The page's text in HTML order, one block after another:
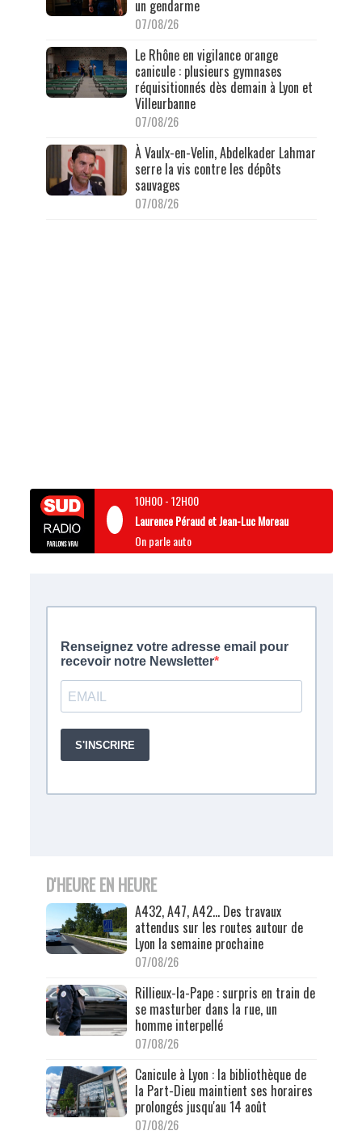
un gendarme
07/08/26
Le Rhône en vigilance orange
canicule : plusieurs gymnases
réquisitionnés dès demain à Lyon et
Villeurbanne
07/08/26
À Vaulx-en-Velin, Abdelkader Lahmar
serre la vis contre les dépôts
sauvages
07/08/26
10H00-12H00
Laurence Péraud et Jean-Luc Moreau
On parle auto
D'HEURE EN HEURE
A432, A47, A42… Des travaux
attendus sur les routes autour de
Lyon la semaine prochaine
07/08/26
Rillieux-la-Pape : surpris en train de
se masturber dans la rue, un
homme interpellé
07/08/26
Canicule à Lyon : la bibliothèque de
la Part-Dieu maintient ses horaires
prolongés jusqu'au 14 août
07/08/26